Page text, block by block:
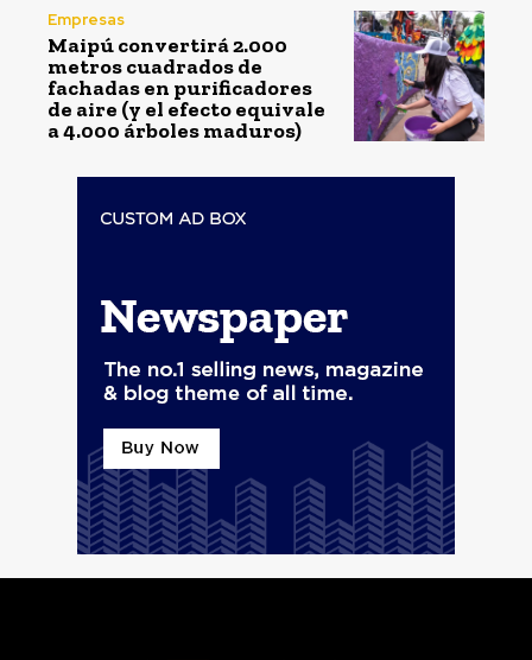
Empresas
Maipú convertirá 2.000
metros cuadrados de
fachadas en purificadores
de aire (y el efecto equivale
a 4.000 árboles maduros)